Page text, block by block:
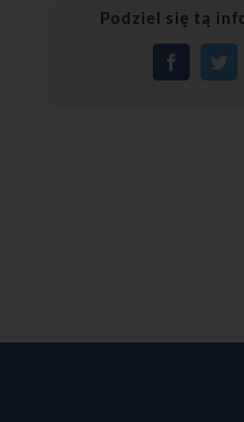
Podziel się tą
Facebook